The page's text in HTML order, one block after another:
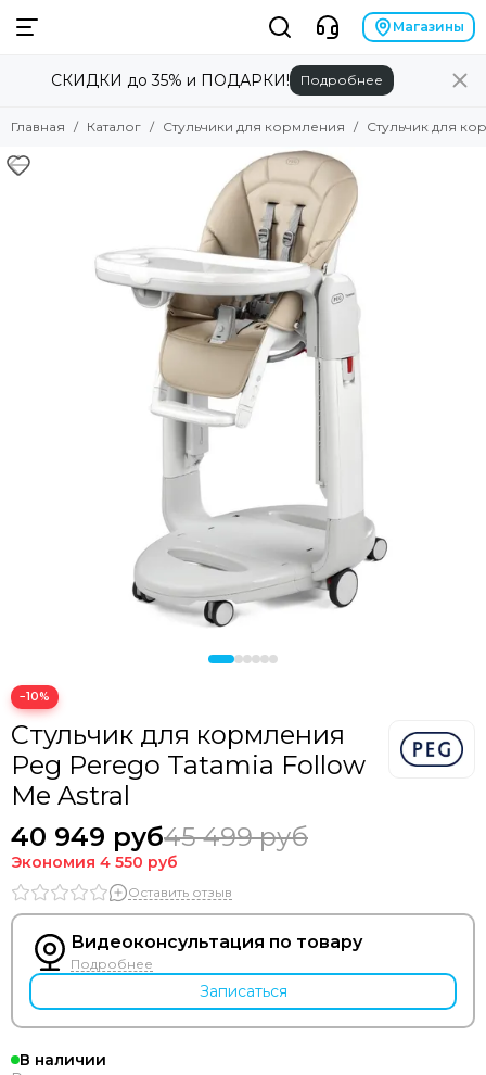
Магазины
СКИДКИ до 35% и ПОДАРКИ! Подробнее
Главная Каталог Стульчики для кормления Стульчик для
−10%
Стульчик для кормления
Peg Perego Tatamia Follow
Me Astral
40 949 руб45 499 руб
Экономия 4 550 руб
Оставить отзыв
Видеоконсультация по товару
Подробнее
Записаться
В наличии